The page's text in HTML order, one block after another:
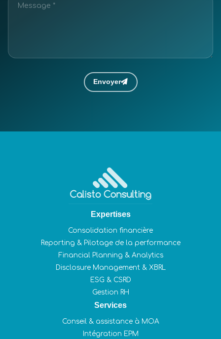
Envoyer
Expertises
Consolidation financière
Reporting & Pilotage de la performance
Financial Planning & Analytics
Disclosure Management & XBRL
ESG & CSRD
Gestion RH
Services
Conseil & assistance à MOA
Intégration EPM